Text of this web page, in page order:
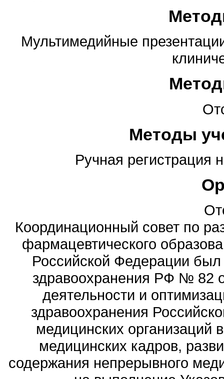
Мультимедийные
Методы
Ручная регистрация
Координационный совет по
фармацевтического
Российской Федерации
здравоохранения РФ № 82
деятельности и
здравоохранения
медицинских
медицинских кадров,
содержания непрерывного